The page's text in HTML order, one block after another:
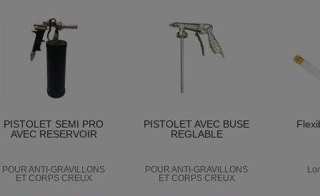
PISTOLET SEMI PRO
AVEC RESERVOIR
POUR ANTI-GRAVILLONS
ET CORPS CREUX
PISTOLET AVEC BUSE
REGLABLE
POUR ANTI-GRAVILLONS
ET CORPS CREUX